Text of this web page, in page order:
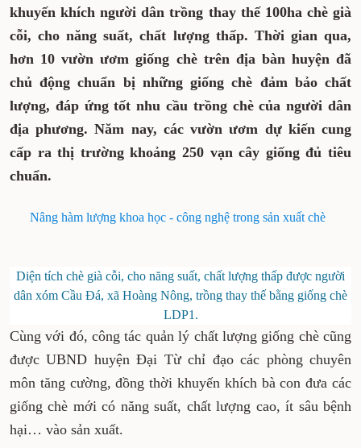
khuyến khích người dân trồng thay thế 100ha chè già
cỗi, cho năng suất, chất lượng thấp. Thời gian qua,
hơn 10 vườn ươm giống chè trên địa bàn huyện đã
chủ động chuẩn bị những giống chè đảm bảo chất
lượng, đáp ứng tốt nhu cầu trồng chè của người dân
địa phương. Năm nay, các vườn ươm dự kiến cung
cấp ra thị trường khoảng 250 vạn cây giống đủ tiêu
chuẩn.
Nâng hàm lượng khoa học - công nghệ trong sản xuất chè
Diện tích chè già cỗi, cho năng suất, chất lượng thấp được người
dân xóm Cầu Đá, xã Hoàng Nông, trồng thay thế bằng giống chè
LDP1.
Cùng với đó, công tác quản lý chất lượng giống chè cũng
được UBND huyện Đại Từ chỉ đạo các phòng chuyên
môn tăng cường, đồng thời khuyến khích bà con đưa các
giống chè mới có năng suất, chất lượng cao, ít sâu bệnh
hại… vào sản xuất.